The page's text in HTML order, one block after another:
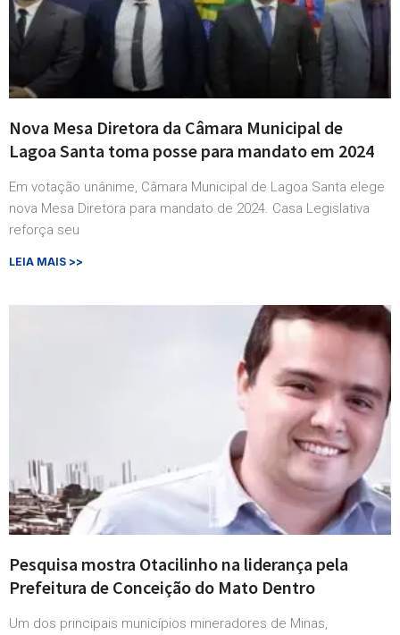
Nova Mesa Diretora da Câmara Municipal de
Lagoa Santa toma posse para mandato em 2024
Em votação unânime, Câmara Municipal de Lagoa Santa elege
nova Mesa Diretora para mandato de 2024. Casa Legislativa
reforça seu
LEIA MAIS >>
Pesquisa mostra Otacilinho na liderança pela
Prefeitura de Conceição do Mato Dentro
Um dos principais municípios mineradores de Minas,